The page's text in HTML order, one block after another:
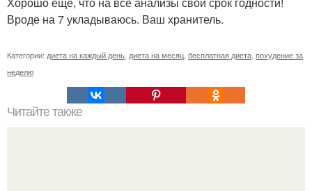
Вроде на 7 укладываюсь. Ваш хранитель.
Категории: диета на каждый день диета на месяц бесплатная диета похудение за
неделю
Читайте также